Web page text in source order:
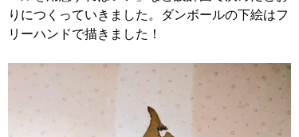
りにつくっていきました。ダンボールの下絵はフ
リーハンドで描きました！